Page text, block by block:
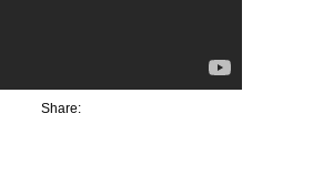
Share: